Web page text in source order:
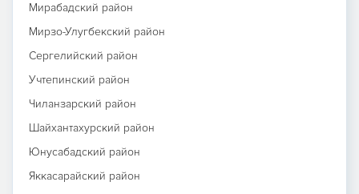
Мирабадский район
Мирзо-Улугбекский район
Сергелийский район
Учтепинский район
Чиланзарский район
Шайхантахурский район
Юнусабадский район
Яккасарайский район